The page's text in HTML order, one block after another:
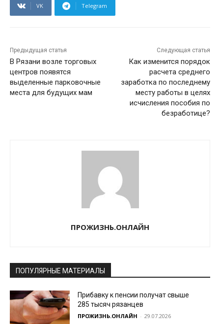
VK Telegram
Предыдущая статья
В Рязани возле торговых
центров появятся
выделенные парковочные
места для будущих мам
Следующая статья
Как изменится порядок
расчета среднего
заработка по последнему
месту работы в целях
исчисления пособия по
безработице?
ПРОЖИЗНЬ.ОНЛАЙН
ПОПУЛЯРНЫЕ МАТЕРИАЛЫ
Прибавку к пенсии получат свыше
285 тысяч рязанцев
ПРОЖИЗНЬ.ОНЛАЙН - 29.07.2026